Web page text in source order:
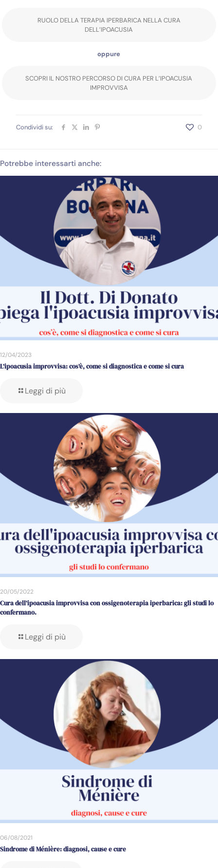
RUOLO DELLA TERAPIA IPERBARICA NELLA CURA
DELL’IPOACUSIA
oppure
SCOPRI IL NOSTRO PERCORSO DI CURA PER L’IPOACUSIA
IMPROVVISA
Condividi su: 0
Potrebbe interessarti anche:
12/04/2023
L’ipoacusia improvvisa: cos’è, come si diagnostica e come si cura
Leggi di più
20/05/2022
Cura dell’ipoacusia improvvisa con ossigenoterapia iperbarica: gli studi lo
confermano.
Leggi di più
06/08/2021
Sindrome di Ménière: diagnosi, cause e cure